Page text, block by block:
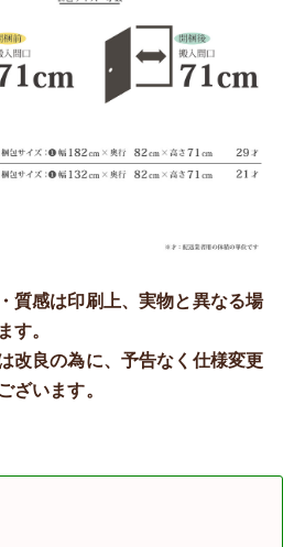
質感は印刷上、実物と異なる場
す。
改良の為に、予告なく仕様変更
ざいます。